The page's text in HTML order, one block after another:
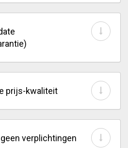
prijs-kwaliteit
verplichtingen